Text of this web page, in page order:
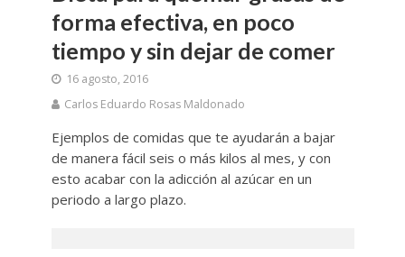
forma efectiva, en poco
tiempo y sin dejar de comer
16 agosto, 2016
Carlos Eduardo Rosas Maldonado
Ejemplos de comidas que te ayudarán a bajar
de manera fácil seis o más kilos al mes, y con
esto acabar con la adicción al azúcar en un
periodo a largo plazo.